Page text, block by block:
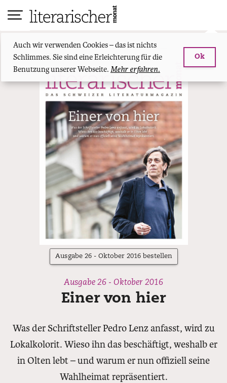
Auch wir verwenden Cookies – das ist nichts
Schlimmes. Sie sind eine Erleichterung für die
Benutzung unserer Webseite. Mehr erfahren.
Ok
Ausgabe 26 - Oktober 2016 bestellen
Ausgabe 26 - Oktober 2016
Einer von hier
Was der Schriftsteller Pedro Lenz anfasst, wird zu
Lokalkolorit. Wieso ihn das beschäftigt, weshalb er
in Olten lebt – und warum er nun offiziell seine
Wahlheimat repräsentiert.